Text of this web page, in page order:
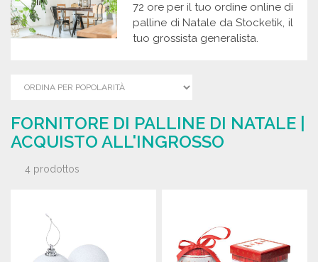
72 ore per il tuo ordine online di
palline di Natale da Stocketik, il
tuo grossista generalista.
FORNITORE DI PALLINE DI NATALE |
ACQUISTO ALL'INGROSSO
4 prodottos